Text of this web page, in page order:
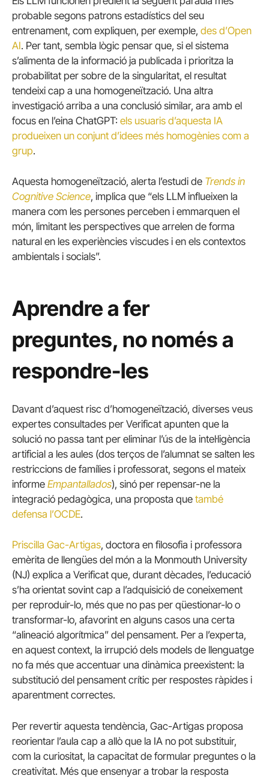
probable segons patrons estadístics del seu
entrenament, com expliquen, per exemple, des d’Open
AI. Per tant, sembla lògic pensar que, si el sistema
s’alimenta de la informació ja publicada i prioritza la
probabilitat per sobre de la singularitat, el resultat
tendeixi cap a una homogeneïtzació. Una altra
investigació arriba a una conclusió similar, ara amb el
focus en l’eina ChatGPT: els usuaris d’aquesta IA
produeixen un conjunt d’idees més homogènies com a
grup.
Aquesta homogeneïtzació, alerta l’estudi de Trends in
Cognitive Science, implica que “els LLM influeixen la
manera com les persones perceben i emmarquen el
món, limitant les perspectives que arrelen de forma
natural en les experiències viscudes i en els contextos
ambientals i socials”.
Aprendre a fer
preguntes, no només a
respondre-les
Davant d’aquest risc d’homogeneïtzació, diverses veus
expertes consultades per Verificat apunten que la
solució no passa tant per eliminar l’ús de la intel·ligència
artificial a les aules (dos terços de l’alumnat se salten les
restriccions de famílies i professorat, segons el mateix
informe Empantallados), sinó per repensar-ne la
integració pedagògica, una proposta que també
defensa l’OCDE.
Priscilla Gac-Artigas, doctora en filosofia i professora
emèrita de llengües del món a la Monmouth University
(NJ) explica a Verificat que, durant dècades, l’educació
s’ha orientat sovint cap a l’adquisició de coneixement
per reproduir-lo, més que no pas per qüestionar-lo o
transformar-lo, afavorint en alguns casos una certa
“alineació algorítmica” del pensament. Per a l’experta,
en aquest context, la irrupció dels models de llenguatge
no fa més que accentuar una dinàmica preexistent: la
substitució del pensament crític per respostes ràpides i
aparentment correctes.
Per revertir aquesta tendència, Gac-Artigas proposa
reorientar l’aula cap a allò que la IA no pot substituir,
com la curiositat, la capacitat de formular preguntes o la
creativitat. Més que ensenyar a trobar la resposta